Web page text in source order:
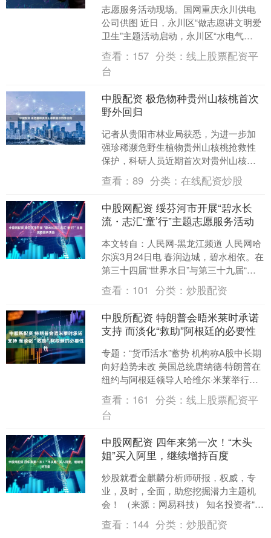
志愿服务活动现场。国网重庆永川供电
公司供图 近日，永川区“做志愿讲文明爱
卫生”主题活动启动，永川区“水电气
讯”红岩共产党员服务队以红岩精神为引
领，立足行业专业，....
查看： 157 分类：线上股票配资平
台
中股配资 极危物种贵州山核桃首次
野外回归
记者从贵阳市林业局获悉，为进一步加
强珍稀濒危野生植物贵州山核桃抢救性
保护，科研人员近期首次对贵州山核桃
实施野外回归。 图为贵州山核桃。（杨
焱冰 摄） 贵州山核桃....
查看：89 分类：在线配资炒股
中股网配资 绥芬河市开展“碧水长
流・志汇‘童’行”主题志愿服务活动
本文转自：人民网-黑龙江频道 人民网哈
尔滨3月24日电 春润边城，碧水相依。在
第三十四届“世界水日”与第三十九届“中
国水周”来临之际，为积极响应“珍惜水、
爱护水....
查看： 101 分类：炒股配资
中股所配资 特朗普会晤米莱时承诺
支持 而淡化“救助”阿根廷的必要性
专题：“货币活水”蓄势 机构称A股中长期
向好趋势未改 美国总统唐纳德·特朗普在
纽约与阿根廷领导人哈维尔·米莱举行首
次双边会晤，承诺为其提供广泛支持，
但没有给出向....
查看： 161 分类：线上股票配资平
台
中股网配资 四年来第一次！“木头
姐”买入阿里，继续增持百度
炒股就看金麒麟分析师研报，权威，专
业，及时，全面，助您挖掘潜力主题机
会！ （来源：网易科技） 知名投资者“木
头姐”时隔四年首次重新建仓阿里巴巴，
同时继续增持百度....
查看： 144 分类：炒股配资